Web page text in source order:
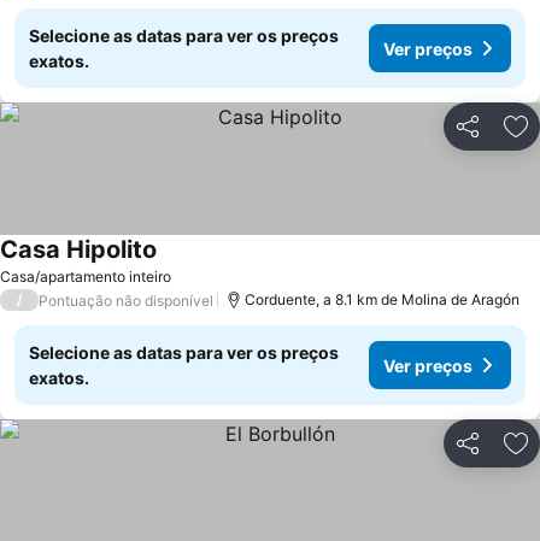
Selecione as datas para ver os preços
exatos.
Ver preços
Partilhar
Casa/apartamento inteiro
Casa Hipolito
/ Pontuação não disponível Corduente, a 8.1 km de Molina de Aragón
Selecione as datas para ver os preços
exatos.
Ver preços
Partilhar